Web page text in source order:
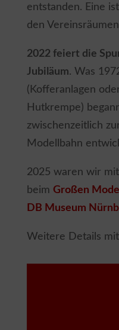
entstanden. Eine
den
2022 feiert die
Jubiläum. Was
(Kofferanlagen
Hutkrempe)
zwischenzeitlich
Modellbahn
2025 waren wir
beim Großen
DB Museum
Weitere Details mit